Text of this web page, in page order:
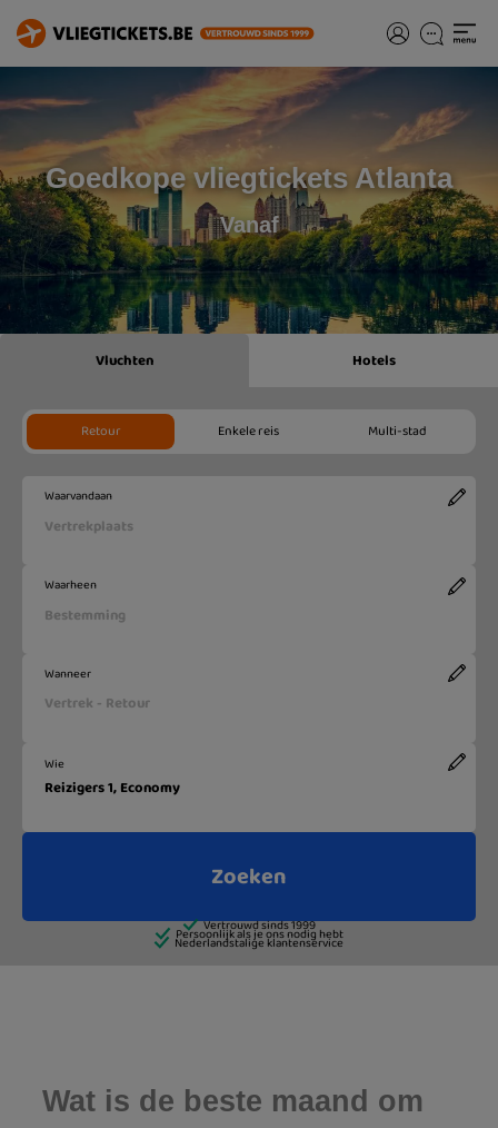
Goedkope vliegtickets Atlanta
Vanaf
Wat is de beste maand om